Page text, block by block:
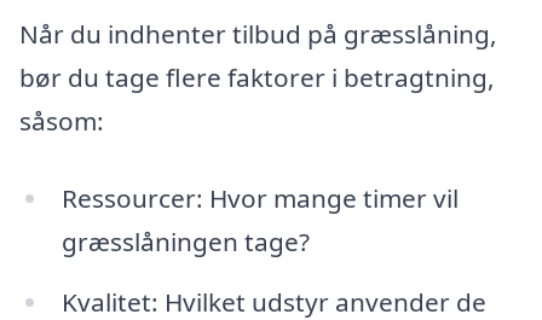
Når du indhenter tilbud på græsslåning,
bør du tage flere faktorer i betragtning,
såsom:
Ressourcer: Hvor mange timer vil
græsslåningen tage?
Kvalitet: Hvilket udstyr anvender de